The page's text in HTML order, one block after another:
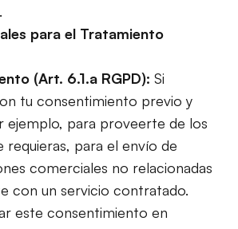
para el Tratamiento
(Art. 6.1.a RGPD): Si
tu consentimiento previo y
ejemplo, para proveerte de los
requieras, para el envío de
comerciales no relacionadas
con un servicio contratado.
este consentimiento en